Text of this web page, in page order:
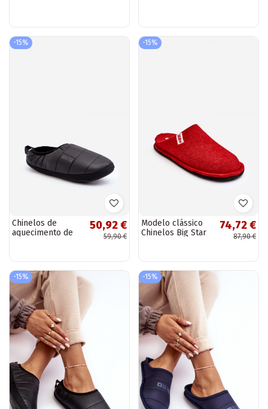
-15%
Chinelos de
aquecimento de
50,92 €
59,90 €
-15%
Modelo clássico
Chinelos Big Star
74,72 €
87,90 €
-15% -15%